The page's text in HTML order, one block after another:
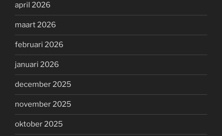
april 2026
maart 2026
februari 2026
januari 2026
december 2025
november 2025
oktober 2025